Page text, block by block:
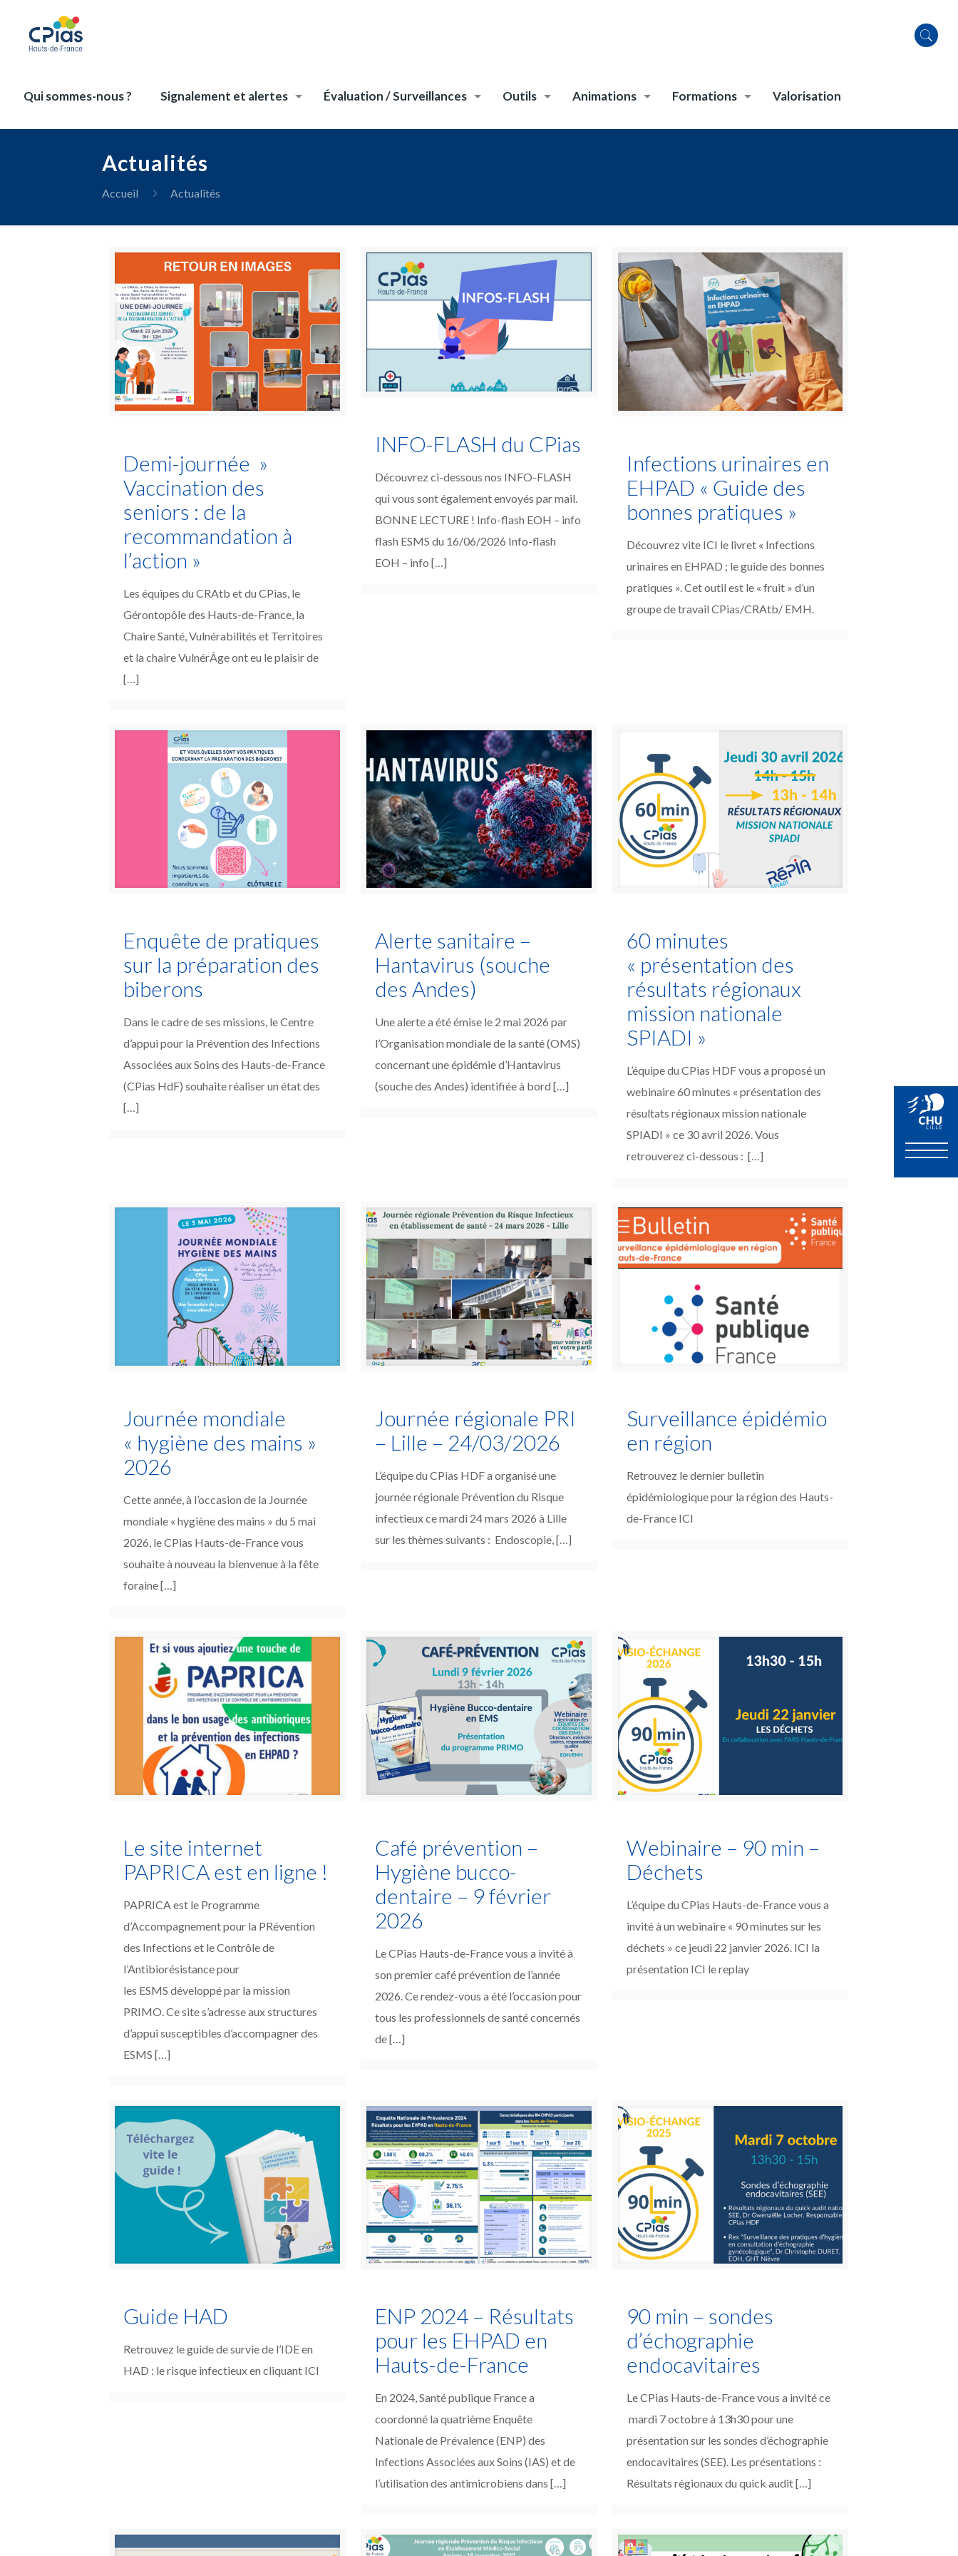
Qui sommes-nous ? Signalement et alertes Évaluation / Surveillances Outils Animations Formations Valorisation
Actualités
Accueil Actualités
Demi-journée »
Vaccination des
seniors : de la
recommandation à
l’action »
Les équipes du CRAtb et du CPias, le
Gérontopôle des Hauts-de-France, la
Chaire Santé, Vulnérabilités et Territoires
et la chaire VulnérÂge ont eu le plaisir de
[…]
INFO-FLASH du CPias
Découvrez ci-dessous nos INFO-FLASH
qui vous sont également envoyés par mail.
BONNE LECTURE ! Info-flash EOH – info
flash ESMS du 16/06/2026 Info-flash
EOH – info […]
Infections urinaires en
EHPAD « Guide des
bonnes pratiques »
Découvrez vite ICI le livret « Infections
urinaires en EHPAD ; le guide des bonnes
pratiques ». Cet outil est le « fruit » d’un
groupe de travail CPias/CRAtb/ EMH.
Enquête de pratiques
sur la préparation des
biberons
Dans le cadre de ses missions, le Centre
d’appui pour la Prévention des Infections
Associées aux Soins des Hauts-de-France
(CPias HdF) souhaite réaliser un état des
[…]
Alerte sanitaire –
Hantavirus (souche
des Andes)
Une alerte a été émise le 2 mai 2026 par
l’Organisation mondiale de la santé (OMS)
concernant une épidémie d’Hantavirus
(souche des Andes) identifiée à bord […]
60 minutes
« présentation des
résultats régionaux
mission nationale
SPIADI »
L’équipe du CPias HDF vous a proposé un
webinaire 60 minutes « présentation des
résultats régionaux mission nationale
SPIADI » ce 30 avril 2026. Vous
retrouverez ci-dessous : […]
Journée mondiale
« hygiène des mains »
2026
Cette année, à l’occasion de la Journée
mondiale « hygiène des mains » du 5 mai
2026, le CPias Hauts-de-France vous
souhaite à nouveau la bienvenue à la fête
foraine[…]
Journée régionale PRI
– Lille – 24/03/2026
L’équipe du CPias HDF a organisé une
journée régionale Prévention du Risque
infectieux ce mardi 24 mars 2026 à Lille
sur les thèmes suivants : Endoscopie,[…]
Surveillance épidémio
en région
Retrouvez le dernier bulletin
épidémiologique pour la région des Hauts-
de-France ICI
Le site internet
PAPRICA est en ligne !
PAPRICA est le Programme
d’Accompagnement pour la PRévention
des Infections et le Contrôle de
l’Antibiorésistance pour
les ESMS développé par la mission
PRIMO. Ce site s’adresse aux structures
d’appui susceptibles d’accompagner des
ESMS […]
Café prévention –
Hygiène bucco-
dentaire – 9 février
2026
Le CPias Hauts-de-France vous a invité à
son premier café prévention de l’année
2026. Ce rendez-vous a été l’occasion pour
tous les professionnels de santé concernés
de[…]
Webinaire – 90 min –
Déchets
L’équipe du CPias Hauts-de-France vous a
invité à un webinaire « 90 minutes sur les
déchets » ce jeudi 22 janvier 2026. ICI la
présentation ICI le replay
Guide HAD
Retrouvez le guide de survie de l’IDE en
HAD : le risque infectieux en cliquant ICI
ENP 2024 – Résultats
pour les EHPAD en
Hauts-de-France
En 2024, Santé publique France a
coordonné la quatrième Enquête
Nationale de Prévalence (ENP) des
Infections Associées aux Soins (IAS) et de
l’utilisation des antimicrobiens dans […]
90 min – sondes
d’échographie
endocavitaires
Le CPias Hauts-de-France vous a invité ce
mardi 7 octobre à 13h30 pour une
présentation sur les sondes d’échographie
endocavitaires (SEE). Les présentations :
Résultats régionaux du quick audit[…]